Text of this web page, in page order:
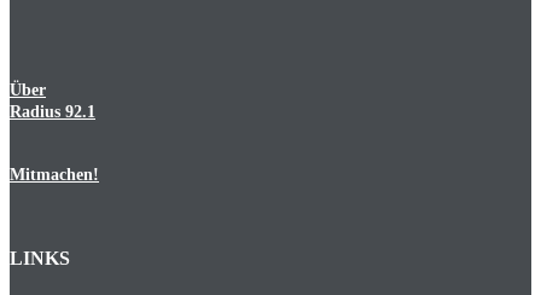
Über
Radius 92.1
Mitmachen!
LINKS